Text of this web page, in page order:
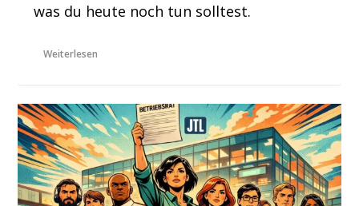
was du heute noch tun solltest.
Weiterlesen